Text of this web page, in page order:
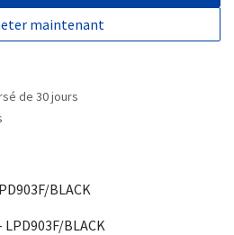
maintenant
de 30 jours
BLACK
BLACK